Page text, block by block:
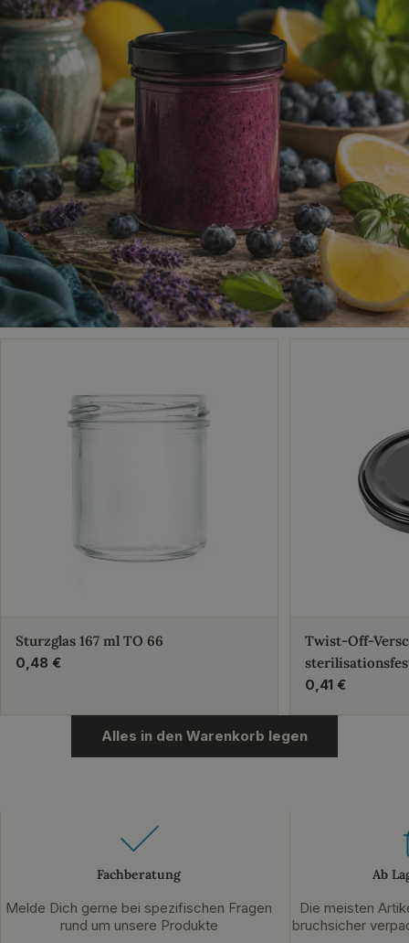
Sturzglas 167 ml TO 66
Regulärer
0,48 €
Twist-Off-
Regulärer
0,41 €
Alles in den Warenkorb legen
Fachberatung
Melde Dich gerne bei spezifischen Fragen
rund um unsere Produkte
Ab
Die meisten
bruchsicher